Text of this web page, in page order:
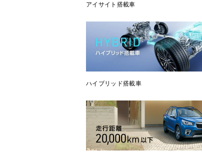
アイサイト搭載車
ハイブリッド搭載車